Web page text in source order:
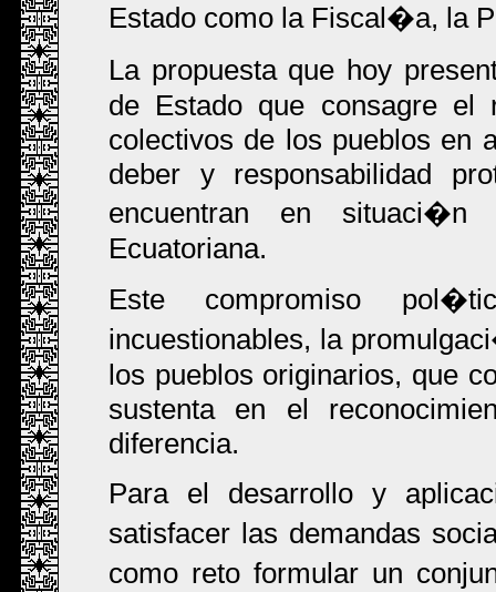
Estado como la Fiscal�a, la
La propuesta que hoy
de Estado que consagre el
colectivos de los pueblos en
deber y responsabilidad
encuentran en
Ecuatoriana.
Este compromiso
incuestionables, la
los pueblos originarios, que
sustenta en el
diferencia.
Para el desarrollo y
satisfacer las demandas
como reto formular un